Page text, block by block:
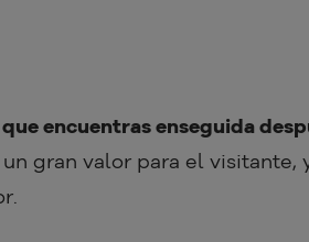
encuentras enseguida
un gran valor para el visitante,